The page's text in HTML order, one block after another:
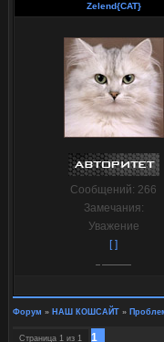
Zelend{CAT}
Сообщений: 266
Замечания:
Уважение
[ ]
Форум » НАШ КОШСАЙТ »
Страница 1 из 1 1